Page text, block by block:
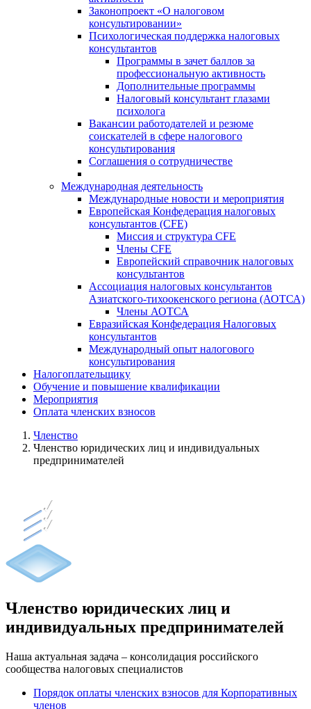
Законопроект «О налоговом
консультировании»
Психологическая поддержка налоговых
консультантов
Программы в зачет баллов за
профессиональную активность
Дополнительные программы
Налоговый консультант глазами
психолога
Вакансии работодателей и резюме
соискателей в сфере налогового
консультирования
Соглашения о сотрудничестве
Международная деятельность
Международные новости и мероприятия
Европейская Конфедерация налоговых
консультантов (CFE)
Миссия и структура CFE
Члены CFE
Европейский справочник налоговых
консультантов
Ассоциация налоговых консультантов
Азиатского-тихоокенского региона (АОТСА)
Члены АОТСА
Евразийская Конфедерация Налоговых
консультантов
Международный опыт налогового
консультирования
Налогоплательщику
Обучение и повышение квалификации
Мероприятия
Оплата членских взносов
Членство
Членство юридических лиц и индивидуальных
предпринимателей
Членство юридических лиц и
индивидуальных предпринимателей
Наша актуальная задача – консолидация российского
сообщества налоговых специалистов
Порядок оплаты членских взносов для Корпоративных
членов